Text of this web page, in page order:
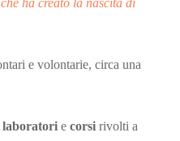
ha creato la nascita di
e volontarie, circa una
laboratori e corsi rivolti a